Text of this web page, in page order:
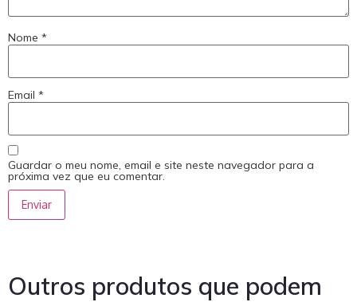
Nome *
Email *
Guardar o meu nome, email e site neste navegador para a
próxima vez que eu comentar.
Outros produtos que podem